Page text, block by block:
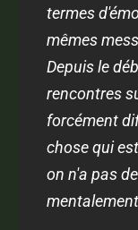
termes
mêmes
Depuis le
rencontres
forcément
chose qui
on n'a pas